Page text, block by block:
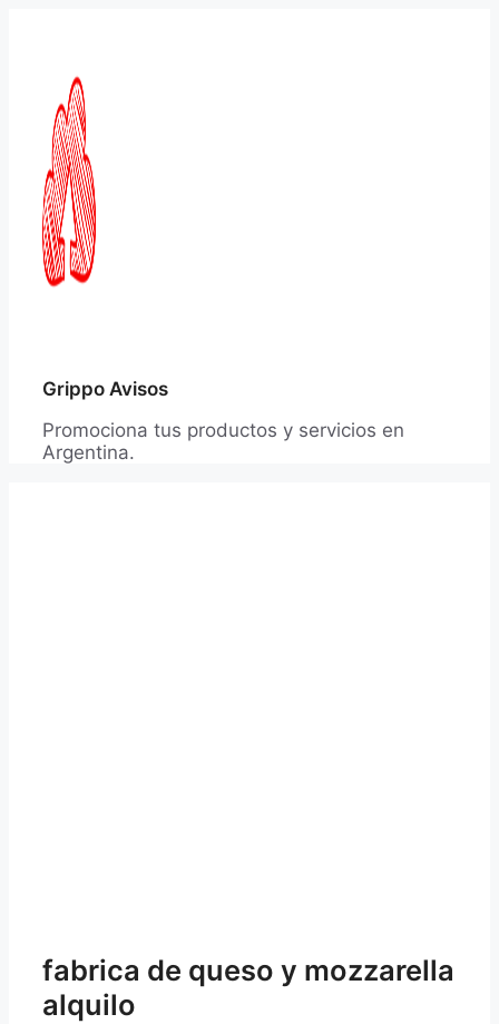
Grippo Avisos
Promociona tus productos y servicios en
Argentina.
fabrica de queso y mozzarella
alquilo